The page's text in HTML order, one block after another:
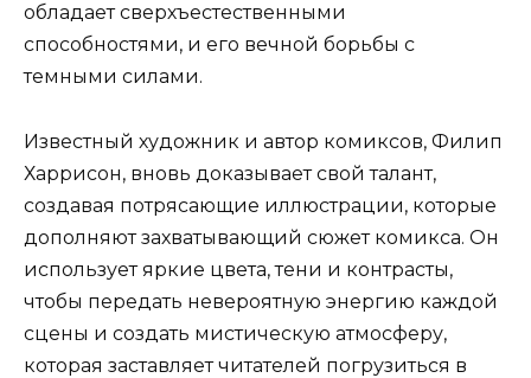
обладает сверхъестественными
способностями, и его вечной борьбы с
темными силами.
Известный художник и автор комиксов, Филип
Харрисон, вновь доказывает свой талант,
создавая потрясающие иллюстрации, которые
дополняют захватывающий сюжет комикса. Он
использует яркие цвета, тени и контрасты,
чтобы передать невероятную энергию каждой
сцены и создать мистическую атмосферу,
которая заставляет читателей погрузиться в